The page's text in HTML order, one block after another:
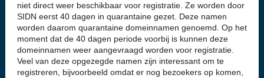
niet direct weer beschikbaar voor registratie. Ze worden door
SIDN eerst 40 dagen in quarantaine gezet. Deze namen
worden daarom quarantaine domeinnamen genoemd. Op het
moment dat de 40 dagen periode voorbij is kunnen deze
domeinnamen weer aangevraagd worden voor registratie.
Veel van deze opgezegde namen zijn interessant om te
registreren, bijvoorbeeld omdat er nog bezoekers op komen,